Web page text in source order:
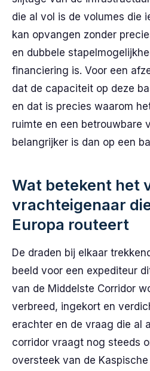
die al vol is de volumes die
kan opvangen zonder
en dubbele
financiering is. Voor een
dat de capaciteit op deze
en dat is precies waarom
ruimte en een betrouwbare
belangrijker is dan op een
Wat betekent het
vrachteigenaar
Europa routeert
De draden bij elkaar
beeld voor een expediteur
van de Middelste Corridor
verbreed, ingekort en
erachter en de vraag die al
corridor vraagt nog steeds
oversteek van de